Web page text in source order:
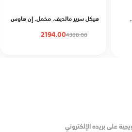
هيكل سرير مالديف, مخمل, إن هاوس
2194.004388.00
على بريده الإلكتروني